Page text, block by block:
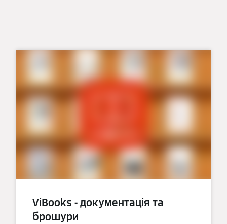
ViBooks - документація та
брошури